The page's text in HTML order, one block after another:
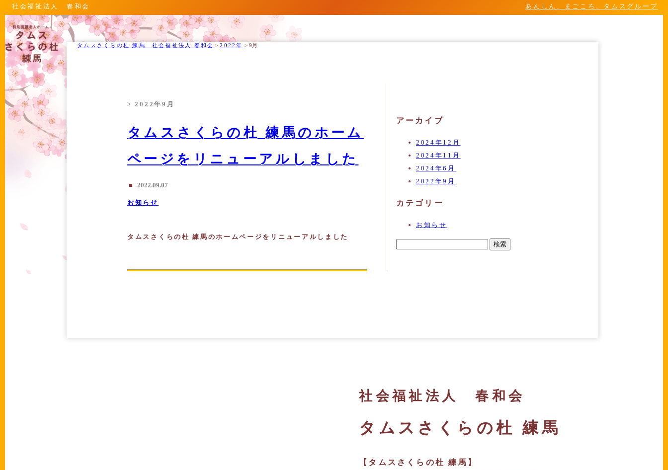
社会福祉法人 春和会 あんしん、まごころ。タムスグループ
タムスさくらの杜 練馬 社会福祉法人 春和会 >2022年 > 9月
> 2022年9月
タムスさくらの杜 練馬のホーム
ページをリニューアルしました
■2022.09.07
お知らせ
タムスさくらの杜 練馬のホームページをリニューアルしました
アーカイブ
2024年12月
2024年11月
2024年6月
2022年9月
カテゴリー
お知らせ
検
索:
社会福祉法人 春和会
タムスさくらの杜 練馬
【タムスさくらの杜 練馬】